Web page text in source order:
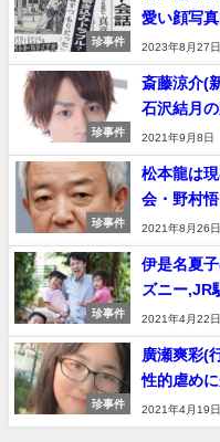
珍事件
愛い顔写
2023年8月27日
珍事件
斎藤涼介(
石沢結月の
2021年9月8日
珍事件
松本龍は
会・野村
2021年8月26日
珍事件
伊是名夏
ズニー,JR
2021年4月22日
珍事件
廣瀬爽彩(
性的虐め
2021年4月19日